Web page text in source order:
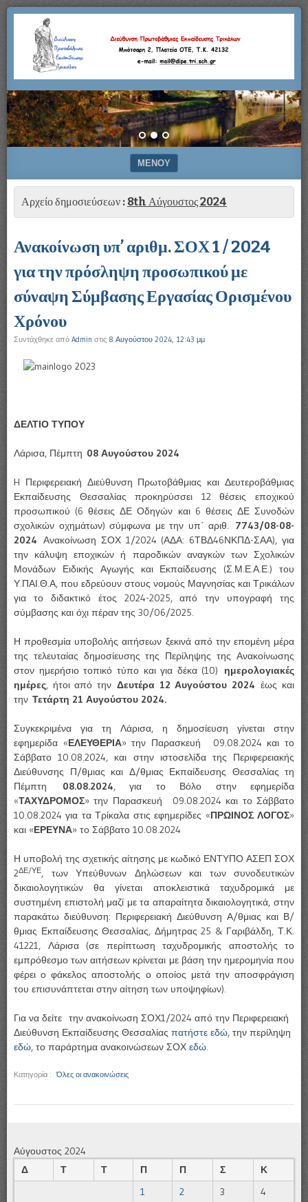
Διεύθυνση
Πρωτοβάθμιας
Εκπαίδευσης
Τρικάλων
Μπότσαρη
Πλατεία
ΟΤΕ,
Τ.Κ.
42132
–
e-
mail:
mail@dipe.tri.sch.gr
ΜΕΝΟΎ
ΜΕΤΆΒΑΣΗ ΣΕ ΠΕΡΙΕΧΌΜΕΝΟ
Αρχείο δημοσιεύσεων : 8th Αύγουστος 2024
Ανακοίνωση υπ’ αριθμ. ΣΟΧ 1 / 2024
για την πρόσληψη προσωπικού με
σύναψη Σύμβασης Εργασίας Ορισμένου
Χρόνου
Συντάχθηκε από Admin στις 8 Αυγούστου 2024, 12:43 μμ
ΔΕΛΤΙΟ ΤΥΠΟΥ
Λάρισα, Πέμπτη 08 Αυγούστου 2024
H Περιφερειακή Διεύθυνση Πρωτοβάθμιας και Δευτεροβάθμιας
Εκπαίδευσης Θεσσαλίας προκηρύσσει 12 θέσεις εποχικού
προσωπικού (6 θέσεις ΔΕ Οδηγών και 6 θέσεις ΔΕ Συνοδών
σχολικών οχημάτων) σύμφωνα με την υπ΄ αριθ. 7743/08-08-
2024 Ανακοίνωση ΣΟΧ 1/2024 (ΑΔΑ: 6ΤΒΔ46ΝΚΠΔ-ΣΑΑ), για
την κάλυψη εποχικών ή παροδικών αναγκών των Σχολικών
Μονάδων Ειδικής Αγωγής και Εκπαίδευσης (Σ.Μ.Ε.Α.Ε.) του
Υ.ΠΑΙ.Θ.Α, που εδρεύουν στους νομούς Μαγνησίας και Τρικάλων
για το διδακτικό έτος 2024-2025, από την υπογραφή της
σύμβασης και όχι πέραν της 30/06/2025.
Η προθεσμία υποβολής αιτήσεων ξεκινά από την επομένη μέρα
της τελευταίας δημοσίευσης της Περίληψης της Ανακοίνωσης
στον ημερήσιο τοπικό τύπο και για δέκα (10) ημερολογιακές
ημέρες, ήτοι από τηνΔευτέρα 12 Αυγούστου 2024έως και
την Τετάρτη 21 Αυγούστου 2024.
Συγκεκριμένα για τη Λάρισα, η δημοσίευση γίνεται στην
εφημερίδα «ΕΛΕΥΘΕΡΙΑ» την Παρασκευή 09.08.2024 και το
Σάββατο 10.08.2024, και στην ιστοσελίδα της Περιφερειακής
Διεύθυνσης Π/θμιας και Δ/θμιας Εκπαίδευσης Θεσσαλίας τη
Πέμπτη 08.08.2024, για το Βόλο στην εφημερίδα
«ΤΑΧΥΔΡΟΜΟΣ» την Παρασκευή 09.08.2024 και το Σάββατο
10.08.2024 για τα Τρίκαλα στις εφημερίδες «ΠΡΩΙΝΟΣ ΛΟΓΟΣ»
και «ΕΡΕΥΝΑ» το Σάββατο 10.08.2024
Η υποβολή της σχετικής αίτησης με κωδικό ΕΝΤΥΠΟ ΑΣΕΠ ΣΟΧ
2ΔΕ/ΥΕ, των Υπεύθυνων Δηλώσεων και των συνοδευτικών
δικαιολογητικών θα γίνεται αποκλειστικά ταχυδρομικά με
συστημένη επιστολή μαζί με τα απαραίτητα δικαιολογητικά, στην
παρακάτω διεύθυνση: Περιφερειακή Διεύθυνση Α/θμιας και Β/
θμιας Εκπαίδευσης Θεσσαλίας, Δήμητρας 25 & Γαριβάλδη, Τ.Κ.
41221, Λάρισα (σε περίπτωση ταχυδρομικής αποστολής το
εμπρόθεσμο των αιτήσεων κρίνεται με βάση την ημερομηνία που
φέρει ο φάκελος αποστολής ο οποίος μετά την αποσφράγιση
του επισυνάπτεται στην αίτηση των υποψηφίων).
Για να δείτε την ανακοίνωση ΣΟΧ1/2024 από την Περιφερειακή
Διεύθυνση Εκπαίδευσης Θεσσαλίας πατήστε εδώ, την περίληψη
εδώ, το παράρτημα ανακοινώσεων ΣΟΧ εδώ.
Κατηγορία :Όλες οι ανακοινώσεις
Αύγουστος 2024
Δ
Τ Τ Π Π Σ
Κ
1
2 3
4